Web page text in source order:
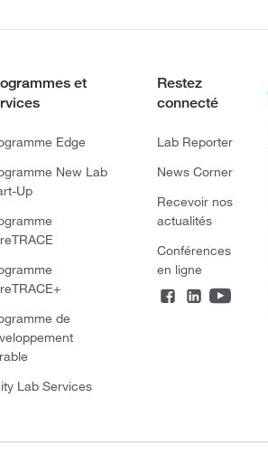
et
Edge
New Lab
Up
de
Lab Services
Restez
connecté
Lab Reporter
News Corner
Recevoir nos
actualités
Conférences
en ligne